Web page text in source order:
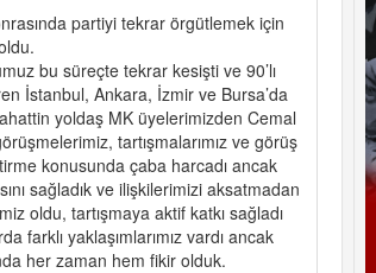
partiyi tekrar örgütlemek için
bu süreçte tekrar kesişti ve 90’lı
İstanbul, Ankara, İzmir ve Bursa’da
yoldaş MK üyelerimizden Cemal
tartışmalarımız ve görüş
konusunda çaba harcadı ancak
sağladık ve ilişkilerimizi aksatmadan
oldu, tartışmaya aktif katkı sağladı
farklı yaklaşımlarımız vardı ancak
her zaman hem fikir olduk.